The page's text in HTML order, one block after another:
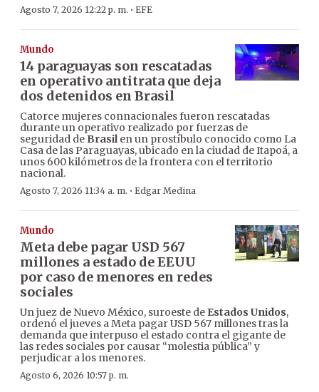
Agosto 7, 2026 12:22 p. m. · EFE
Mundo
14 paraguayas son rescatadas
en operativo antitrata que deja
dos detenidos en Brasil
Catorce mujeres connacionales fueron rescatadas
durante un operativo realizado por fuerzas de
seguridad de Brasilen un prostíbulo conocido como La
Casa de las Paraguayas, ubicado en la ciudad de Itapoá, a
unos 600 kilómetros de la frontera con el territorio
nacional.
Agosto 7, 2026 11:34 a. m. · Edgar Medina
Mundo
Meta debe pagar USD 567
millones a estado de EEUU
por caso de menores en redes
sociales
Un juez de Nuevo México, suroeste de Estados Unidos,
ordenó el jueves a Meta pagar USD 567 millones tras la
demanda que interpuso el estado contra el gigante de
las redes sociales por causar “molestia pública” y
perjudicar a los menores.
Agosto 6, 2026 10:57 p. m.